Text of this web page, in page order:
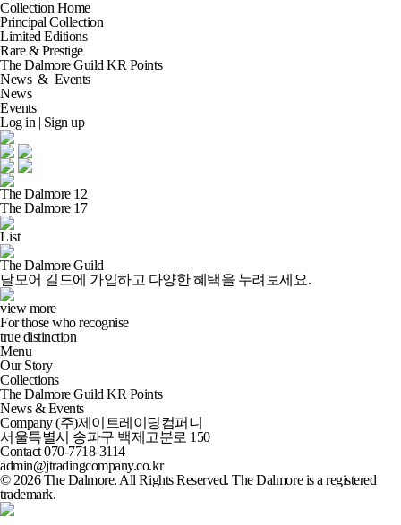
Collection Home
Principal Collection
Limited Editions
Rare & Prestige
The Dalmore Guild KR Points
News & Events
News
Events
Log in | Sign up
The Dalmore 12
The Dalmore 17
List
The Dalmore Guild
달모어 길드에 가입하고 다양한 혜택을 누려보세요.
view more
For those who recognise
true distinction
Menu
Our Story
Collections
The Dalmore Guild KR Points
News & Events
Company (주)제이트레이딩컴퍼니
서울특별시 송파구 백제고분로 150
Contact 070-7718-3114
admin@jtradingcompany.co.kr
© 2026 The Dalmore. All Rights Reserved. The Dalmore is a registered
trademark.